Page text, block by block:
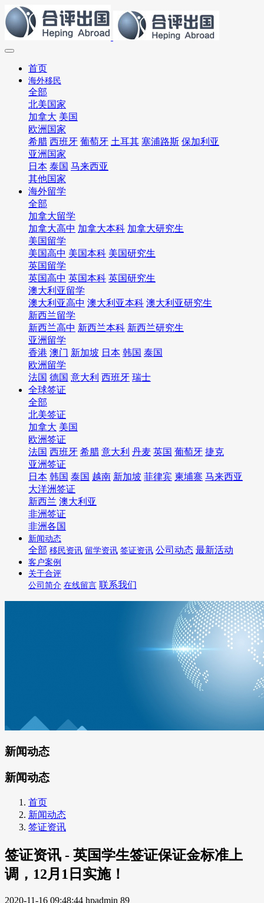
首页
海外移民
全部
北美国家
加拿大 美国
欧洲国家
希腊 西班牙 葡萄牙 土耳其 塞浦路斯 保加利亚
亚洲国家
日本 泰国 马来西亚
其他国家
海外留学
全部
加拿大留学
加拿大高中 加拿大本科 加拿大研究生
美国留学
美国高中 美国本科 美国研究生
英国留学
英国高中 英国本科 英国研究生
澳大利亚留学
澳大利亚高中 澳大利亚本科 澳大利亚研究生
新西兰留学
新西兰高中 新西兰本科 新西兰研究生
亚洲留学
香港 澳门 新加坡 日本 韩国 泰国
欧洲留学
法国 德国 意大利 西班牙 瑞士
全球签证
全部
北美签证
加拿大 美国
欧洲签证
法国 西班牙 希腊 意大利 丹麦 英国 葡萄牙 捷克
亚洲签证
日本 韩国 泰国 越南 新加坡 菲律宾 柬埔寨 马来西亚
大洋洲签证
新西兰 澳大利亚
非洲签证
非洲各国
新闻动态
全部 移民资讯 留学资讯 签证资讯 公司动态 最新活动
客户案例
关于合评
公司简介 在线留言 联系我们
新闻动态
新闻动态
首页
新闻动态
签证资讯
签证资讯 - 英国学生签证保证金标准上
调，12月1日实施！
2020-11-16 09:48:44 hpadmin 89